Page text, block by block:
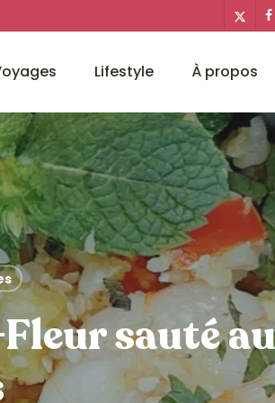
x-
twitter
Lifestyle À propos
sauté